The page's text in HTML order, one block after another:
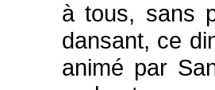
à tous, sans
dansant, ce
animé par